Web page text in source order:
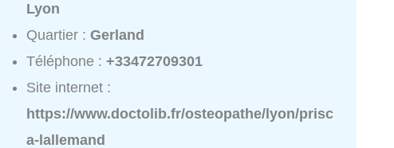
Lyon
Quartier :Gerland
Téléphone :+33472709301
Site internet :
https://www.doctolib.fr/osteopathe/lyon/prisc
a-lallemand